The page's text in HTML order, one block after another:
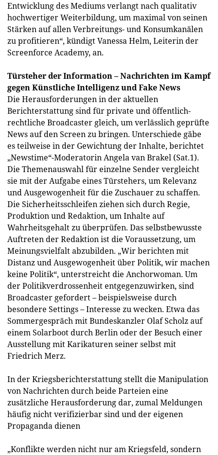
Entwicklung des Mediums verlangt nach qualitativ
hochwertiger Weiterbildung, um maximal von seinen
Stärken auf allen Verbreitungs- und Konsumkanälen
zu profitieren“, kündigt Vanessa Helm, Leiterin der
Screenforce Academy, an.
Türsteher der Information – Nachrichten im Kampf
gegen Künstliche Intelligenz und Fake News
Die Herausforderungen in der aktuellen
Berichterstattung sind für private und öffentlich-
rechtliche Broadcaster gleich, um verlässlich geprüfte
News auf den Screen zu bringen. Unterschiede gäbe
es teilweise in der Gewichtung der Inhalte, berichtet
„Newstime“-Moderatorin Angela van Brakel (Sat.1).
Die Themenauswahl für einzelne Sender vergleicht
sie mit der Aufgabe eines Türstehers, um Relevanz
und Ausgewogenheit für die Zuschauer zu schaffen.
Die Sicherheitsschleifen ziehen sich durch Regie,
Produktion und Redaktion, um Inhalte auf
Wahrheitsgehalt zu überprüfen. Das selbstbewusste
Auftreten der Redaktion ist die Voraussetzung, um
Meinungsvielfalt abzubilden. „Wir berichten mit
Distanz und Ausgewogenheit über Politik, wir machen
keine Politik“, unterstreicht die Anchorwoman. Um
der Politikverdrossenheit entgegenzuwirken, sind
Broadcaster gefordert – beispielsweise durch
besondere Settings – Interesse zu wecken. Etwa das
Sommergespräch mit Bundeskanzler Olaf Scholz auf
einem Solarboot durch Berlin oder der Besuch einer
Ausstellung mit Karikaturen seiner selbst mit
Friedrich Merz.
In der Kriegsberichterstattung stellt die Manipulation
von Nachrichten durch beide Parteien eine
zusätzliche Herausforderung dar, zumal Meldungen
häufig nicht verifizierbar sind und der eigenen
Propaganda dienen
„Konflikte werden nicht nur am Kriegsfeld, sondern